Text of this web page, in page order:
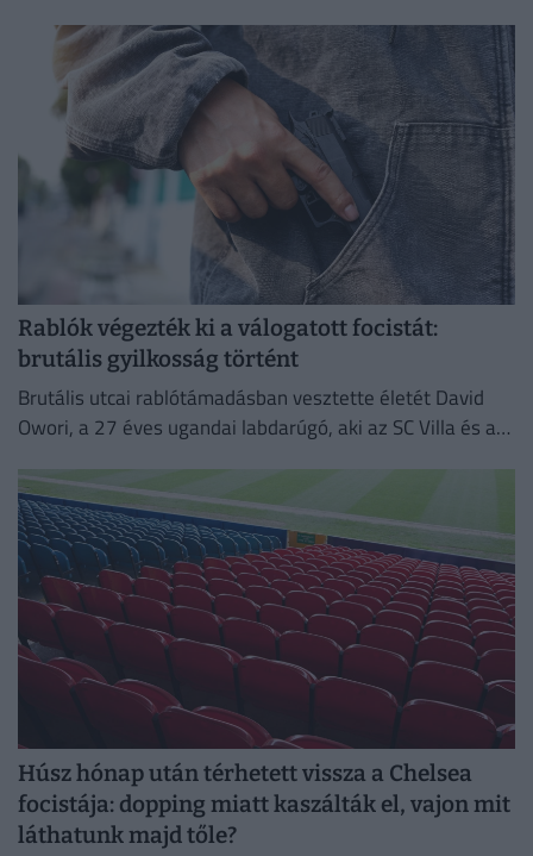
posztjáról távozott.
Rablók végezték ki a válogatott focistát:
brutális gyilkosság történt
Brutális utcai rablótámadásban vesztette életét David
Owori, a 27 éves ugandai labdarúgó, aki az SC Villa és a
Húsz hónap után térhetett vissza a Chelsea
focistája: dopping miatt kaszálták el, vajon mit
láthatunk majd tőle?